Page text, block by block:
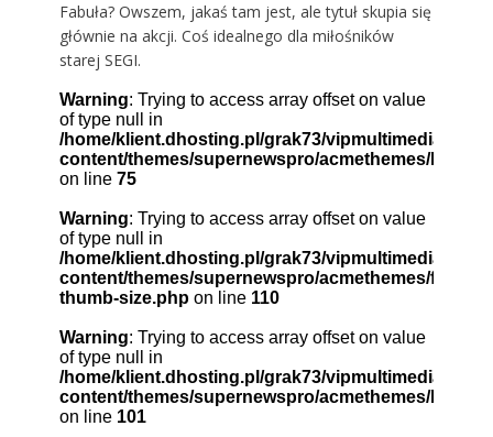
Fabuła? Owszem, jakaś tam jest, ale tytuł skupia się
głównie na akcji. Coś idealnego dla miłośników
starej SEGI.